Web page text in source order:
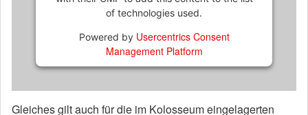
of technologies used.
Powered by Usercentrics Consent
Management Platform
Gleiches gilt auch für die im Kolosseum eingelagerten